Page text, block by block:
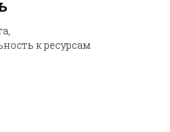
к ресурсам